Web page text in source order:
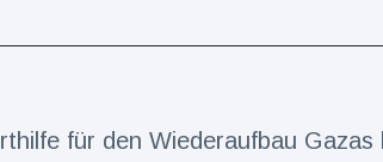
für den Wiederaufbau Gazas